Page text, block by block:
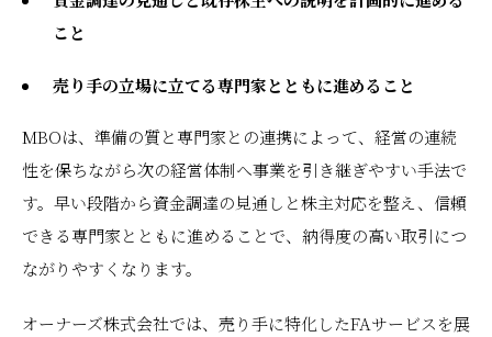
こと
売り手の立場に立てる専門家とともに進めること
MBOは、準備の質と専門家との連携によって、経営の連続
性を保ちながら次の経営体制へ事業を引き継ぎやすい手法で
す。早い段階から資金調達の見通しと株主対応を整え、信頼
できる専門家とともに進めることで、納得度の高い取引につ
ながりやすくなります。
オーナーズ株式会社では、売り手に特化したFAサービスを展